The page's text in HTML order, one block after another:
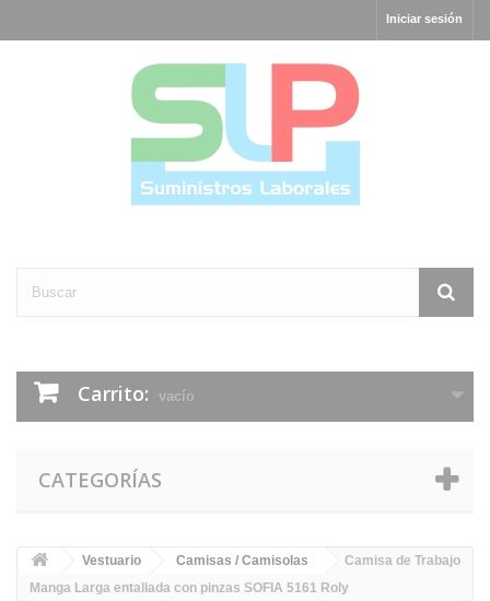
Iniciar sesión
Carrito: vacío
CATEGORÍAS
Vestuario Camisas / Camisolas
Camisa de Trabajo
Manga Larga entallada con pinzas SOFIA 5161 Roly